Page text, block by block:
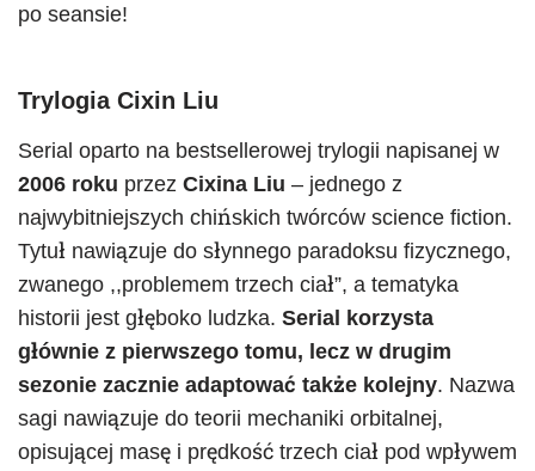
po seansie!
Trylogia Cixin Liu
Serial oparto na bestsellerowej trylogii napisanej w
2006 roku przez Cixina Liu – jednego z
najwybitniejszych chińskich twórców science fiction.
Tytuł nawiązuje do słynnego paradoksu fizycznego,
zwanego ,,problemem trzech ciał”, a tematyka
historii jest głęboko ludzka. Serial korzysta
głównie z pierwszego tomu, lecz w drugim
sezonie zacznie adaptować także kolejny. Nazwa
sagi nawiązuje do teorii mechaniki orbitalnej,
opisującej masę i prędkość trzech ciał pod wpływem